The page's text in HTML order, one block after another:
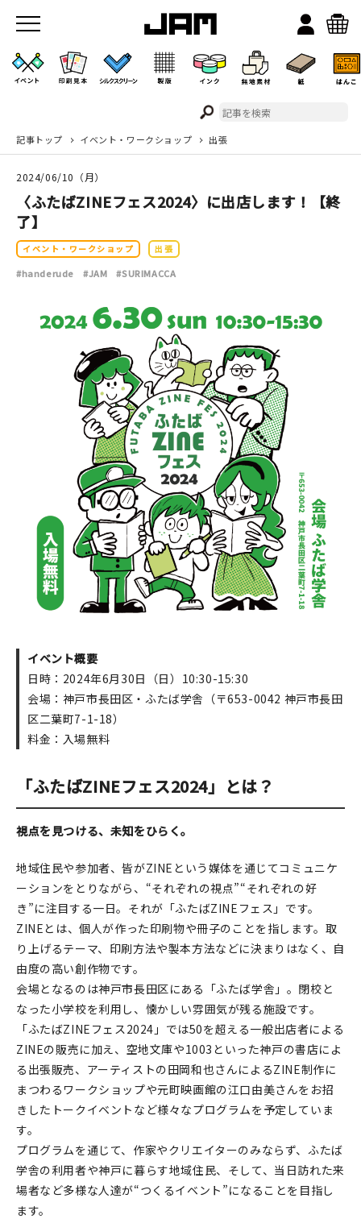
JAMのこと
お店/ワークスペース
イベント
シルクスクリーン
文房具
雑貨
JAMグッズ
台湾グッズ
在庫限り
おすすめ特集
イベント・ワークショップ
ギャラリー
おしらせ
マイアカウント
カートを見る
お買い物ガイド
よくある質問
記事トップ イベント・ワークショップ 出張
2024/06/10（月）
〈ふたばZINEフェス2024〉に出店します！【終
了】
イベント・ワークショップ 出張
#handerude #JAM #SURIMACCA
イベント概要
日時：2024年6月30日（日）10:30-15:30
会場：神戸市長田区・ふたば学舎（〒653-0042 神戸市長田
区二葉町7-1-18）
料金：入場無料
「ふたばZINEフェス2024」とは？
視点を見つける、未知をひらく。
地域住民や参加者、皆がZINEという媒体を通じてコミュニケ
ーションをとりながら、“それぞれの視点”“それぞれの好
き”に注目する一日。それが「ふたばZINEフェス」です。
ZINEとは、個人が作った印刷物や冊子のことを指します。取
り上げるテーマ、印刷方法や製本方法などに決まりはなく、自
由度の高い創作物です。
会場となるのは神戸市長田区にある「ふたば学舎」。閉校と
なった小学校を利用し、懐かしい雰囲気が残る施設です。
「ふたばZINEフェス2024」では50を超える一般出店者による
ZINEの販売に加え、空地文庫や1003といった神戸の書店によ
る出張販売、アーティストの田岡和也さんによるZINE制作に
まつわるワークショップや元町映画館の江口由美さんをお招
きしたトークイベントなど様々なプログラムを予定していま
す。
プログラムを通じて、作家やクリエイターのみならず、ふたば
学舎の利用者や神戸に暮らす地域住民、そして、当日訪れた来
場者など多様な人達が“つくるイベント”になることを目指し
ます。